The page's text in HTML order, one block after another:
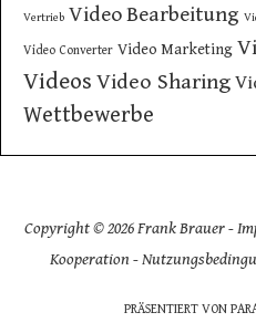
Vertrieb Video Bearbeitung
Video Converter Video Marketing
Videos Video Sharing
Wettbewerbe
Copyright © 2026 Frank Brauer -
Kooperation -
PRÄSENTIERT VON